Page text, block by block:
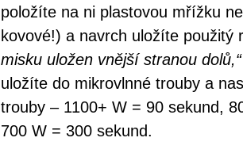
položíte na ni plastovou mřížku
kovové!) a navrch uložíte použitý
misku uložen vnější stranou dolů,“
uložíte do mikrovlnné trouby a
trouby – 1100+ W = 90 sekund,
700 W = 300 sekund.